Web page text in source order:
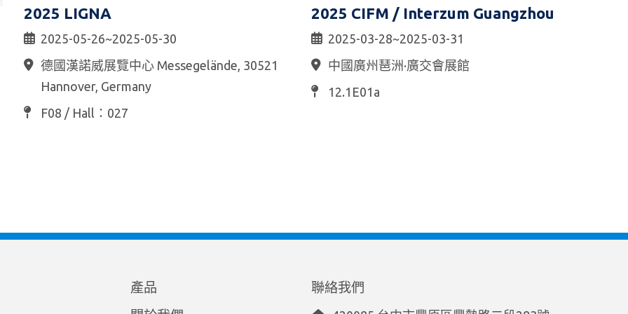
2025 LIGNA
2025-05-26~2025-05-30
德國漢諾威展覽中心 Messegelände, 30521
Hannover, Germany
F08 / Hall：027
2025 CIFM / Interzum Guangzhou
2025-03-28~2025-03-31
中國廣州琶洲·廣交會展館
12.1E01a
產品
聯絡我們